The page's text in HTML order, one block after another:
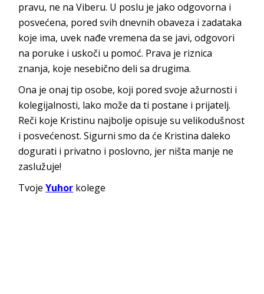
pravu, ne na Viberu. U poslu je jako odgovorna i
posvećena, pored svih dnevnih obaveza i zadataka
koje ima, uvek nađe vremena da se javi, odgovori
na poruke i uskoči u pomoć. Prava je riznica
znanja, koje nesebično deli sa drugima.
Ona je onaj tip osobe, koji pored svoje ažurnosti i
kolegijalnosti, lako može da ti postane i prijatelj.
Reči koje Kristinu najbolje opisuje su velikodušnost
i posvećenost. Sigurni smo da će Kristina daleko
dogurati i privatno i poslovno, jer ništa manje ne
zaslužuje!
TvojeYuhor kolege